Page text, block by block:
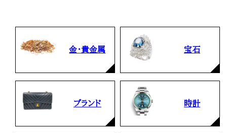
金・貴金属 宝石
ブランド 時計